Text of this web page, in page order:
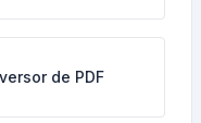
de PDF